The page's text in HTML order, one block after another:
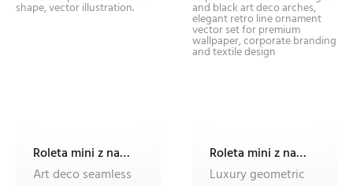
Roleta mini z nadrukiem
Art deco seamless
Roleta mini z nadrukiem
Luxury geometric